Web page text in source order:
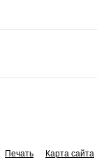
Печать Карта сайта